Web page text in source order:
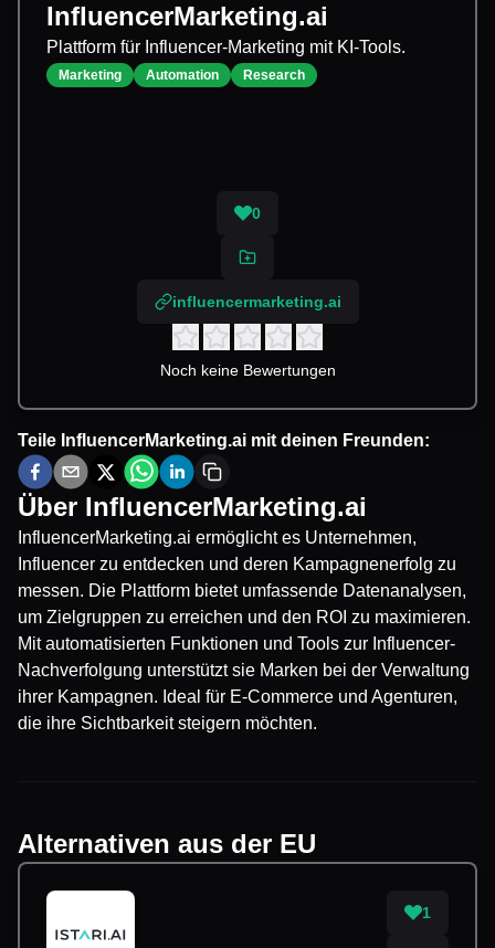
InfluencerMarketing.ai
Plattform für Influencer-Marketing mit KI-Tools.
Marketing Automation Research
0
influencermarketing.ai
Noch keine Bewertungen
Teile InfluencerMarketing.ai mit deinen Freunden:
Über InfluencerMarketing.ai
InfluencerMarketing.ai ermöglicht es Unternehmen,
Influencer zu entdecken und deren Kampagnenerfolg zu
messen. Die Plattform bietet umfassende Datenanalysen,
um Zielgruppen zu erreichen und den ROI zu maximieren.
Mit automatisierten Funktionen und Tools zur Influencer-
Nachverfolgung unterstützt sie Marken bei der Verwaltung
ihrer Kampagnen. Ideal für E-Commerce und Agenturen,
die ihre Sichtbarkeit steigern möchten.
Alternativen aus der EU
1